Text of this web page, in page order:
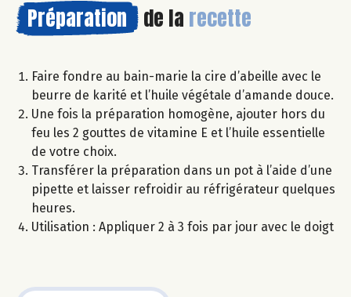
Préparation de la recette
Faire fondre au bain-marie la cire d’abeille avec le
beurre de karité et l’huile végétale d’amande douce.
Une fois la préparation homogène, ajouter hors du
feu les 2 gouttes de vitamine E et l’huile essentielle
de votre choix.
Transférer la préparation dans un pot à l’aide d’une
pipette et laisser refroidir au réfrigérateur quelques
heures.
Utilisation : Appliquer 2 à 3 fois par jour avec le doigt